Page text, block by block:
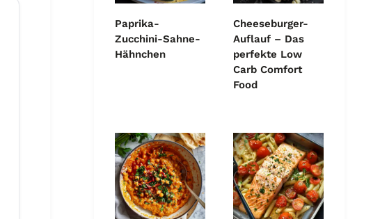
Paprika-
Zucchini-Sahne-
Hähnchen
Cheeseburger-
Auflauf – Das
perfekte Low
Carb Comfort
Food